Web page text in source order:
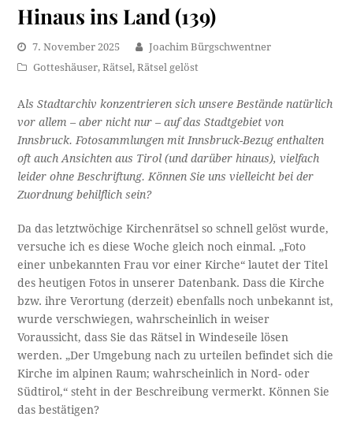
Hinaus ins Land (139)
7. November 2025
Joachim Bürgschwentner
Gotteshäuser,Rätsel,Rätsel gelöst
Als Stadtarchiv konzentrieren sich unsere Bestände natürlich
vor allem – aber nicht nur – auf das Stadtgebiet von
Innsbruck. Fotosammlungen mit Innsbruck-Bezug enthalten
oft auch Ansichten aus Tirol (und darüber hinaus), vielfach
leider ohne Beschriftung. Können Sie uns vielleicht bei der
Zuordnung behilflich sein?
Da das letztwöchige Kirchenrätsel so schnell gelöst wurde,
versuche ich es diese Woche gleich noch einmal. „Foto
einer unbekannten Frau vor einer Kirche“ lautet der Titel
des heutigen Fotos in unserer Datenbank. Dass die Kirche
bzw. ihre Verortung (derzeit) ebenfalls noch unbekannt ist,
wurde verschwiegen, wahrscheinlich in weiser
Voraussicht, dass Sie das Rätsel in Windeseile lösen
werden. „Der Umgebung nach zu urteilen befindet sich die
Kirche im alpinen Raum; wahrscheinlich in Nord- oder
Südtirol,“ steht in der Beschreibung vermerkt. Können Sie
das bestätigen?